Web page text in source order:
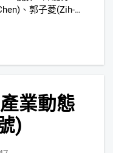
、 郭子菱(Zih-
業動態
)